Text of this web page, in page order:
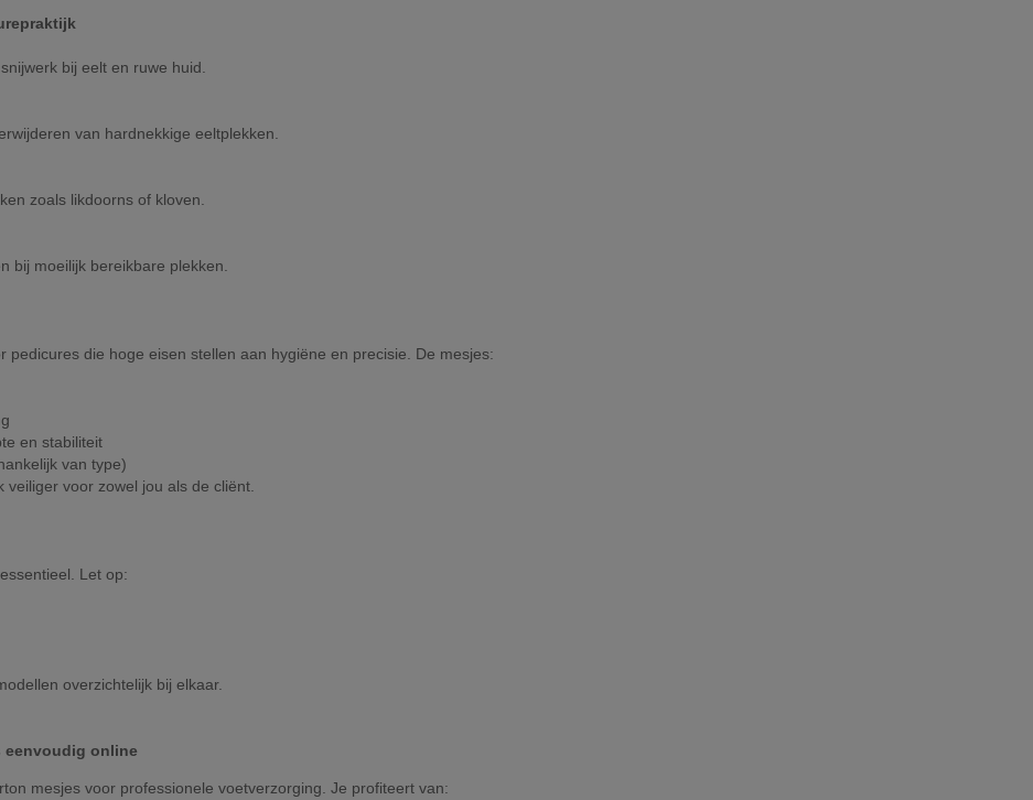
bij eelt en ruwe huid.
van hardnekkige eeltplekken.
zoals likdoorns of kloven.
bij moeilijk bereikbare plekken.
pedicures die hoge eisen stellen aan hygiëne en precisie. De mesjes:
en stabiliteit
van type)
voor zowel jou als de cliënt.
Let op:
overzichtelijk bij elkaar.
eenvoudig online
mesjes voor professionele voetverzorging. Je profiteert van: